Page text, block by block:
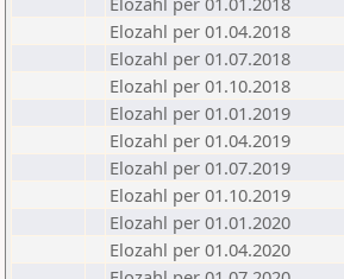
Elozahl per 01.04.2018
Elozahl per 01.07.2018
Elozahl per 01.10.2018
Elozahl per 01.01.2019
Elozahl per 01.04.2019
Elozahl per 01.07.2019
Elozahl per 01.10.2019
Elozahl per 01.01.2020
Elozahl per 01.04.2020